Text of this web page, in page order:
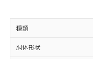
種類
胴体形状